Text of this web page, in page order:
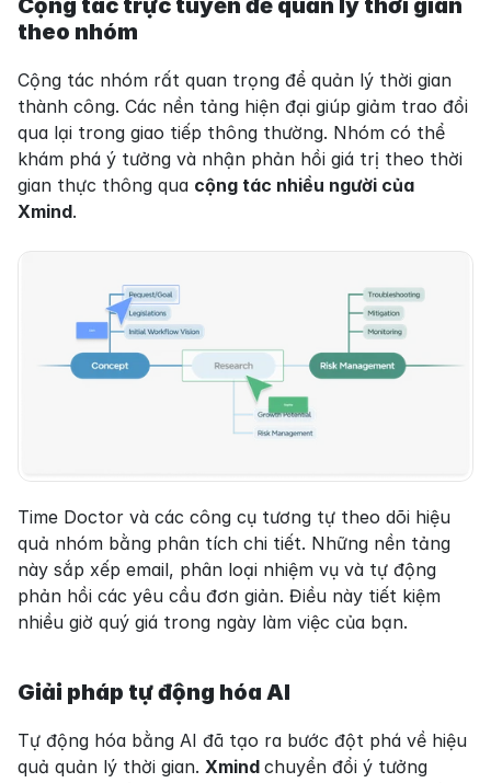
Cộng tác trực tuyến để quản lý thời gian
theo nhóm
Cộng tác nhóm rất quan trọng để quản lý thời gian
thành công. Các nền tảng hiện đại giúp giảm trao đổi
qua lại trong giao tiếp thông thường. Nhóm có thể
khám phá ý tưởng và nhận phản hồi giá trị theo thời
gian thực thông qua cộng tác nhiều người của
Xmind.
Time Doctor và các công cụ tương tự theo dõi hiệu
quả nhóm bằng phân tích chi tiết. Những nền tảng
này sắp xếp email, phân loại nhiệm vụ và tự động
phản hồi các yêu cầu đơn giản. Điều này tiết kiệm
nhiều giờ quý giá trong ngày làm việc của bạn.
Giải pháp tự động hóa AI
Tự động hóa bằng AI đã tạo ra bước đột phá về hiệu
quả quản lý thời gian. Xmind chuyển đổi ý tưởng